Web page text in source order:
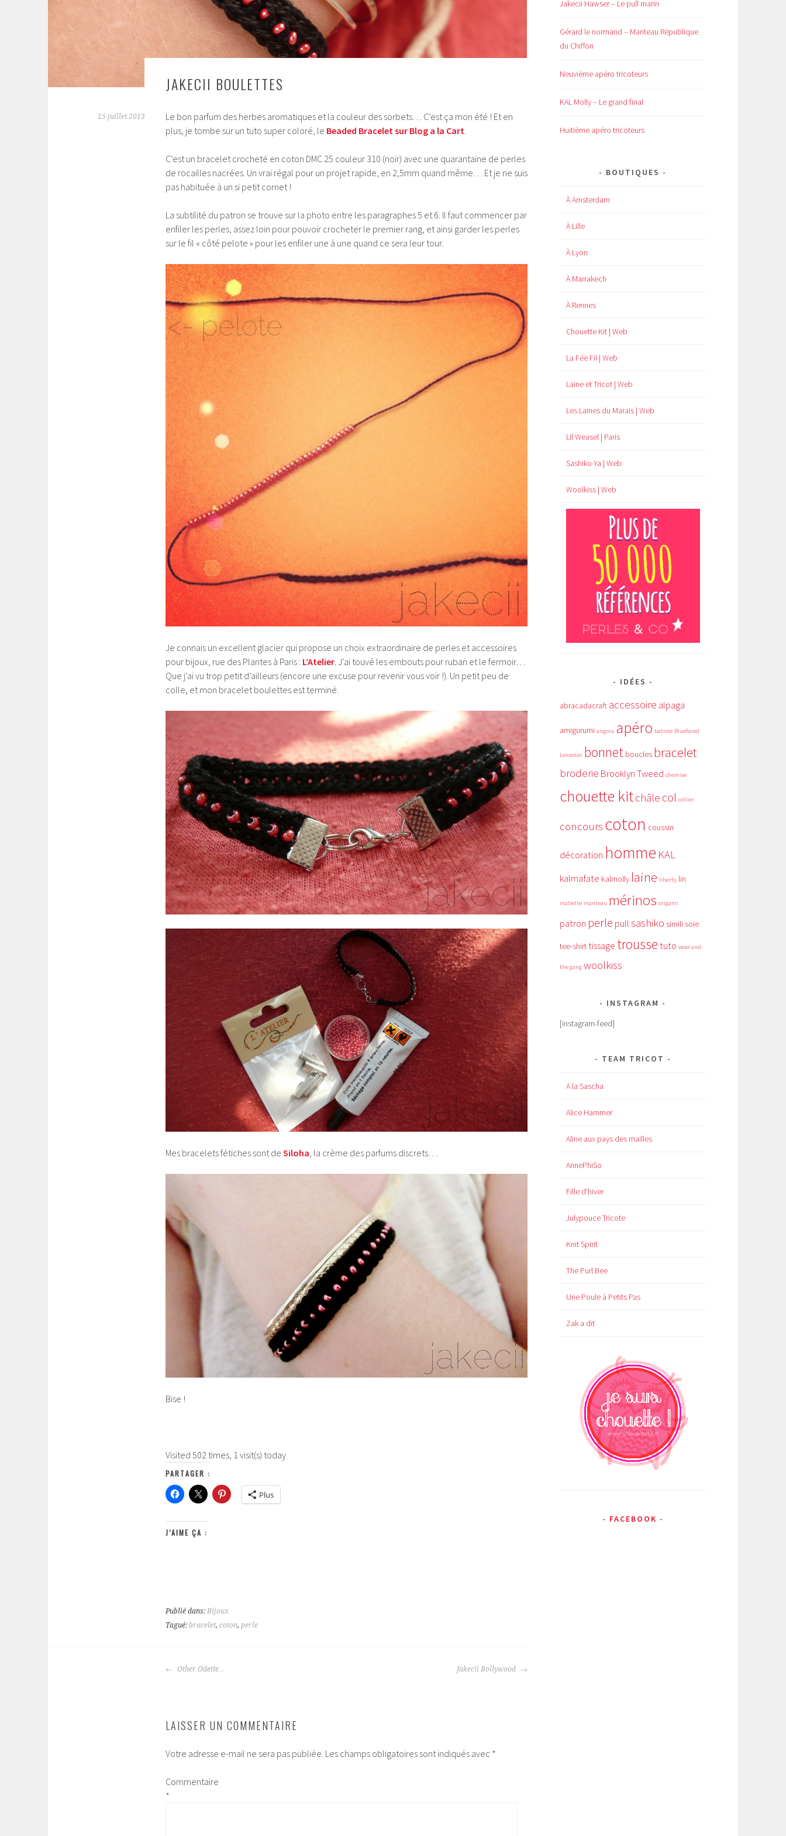
JAKECII BOULETTES
15 juillet 2013
Le bon parfum des herbes aromatiques et la couleur des sorbets… C’est ça mon été ! Et en
plus, je tombe sur un tuto super coloré, le Beaded Bracelet sur Blog a la Cart
C’est un bracelet crocheté en coton DMC 25 couleur 310 (noir) avec une quarantaine de perles
de rocailles nacrées. Un vrai régal pour un projet rapide, en 2,5mm quand même… Et je ne suis
pas habituée à un si petit cornet !
La subtilité du patron se trouve sur la photo entre les paragraphes 5 et 6. Il faut commencer par
enfiler les perles, assez loin pour pouvoir crocheter le premier rang, et ainsi garder les perles
sur le fil « côté pelote » pour les enfiler une à une quand ce sera leur tour.
Je connais un excellent glacier qui propose un choix extraordinaire de perles et accessoires
pour bijoux, rue des Plantes à Paris : L’Atelier . J’ai touvé les embouts pour ruban et le fermoir…
Que j’ai vu trop petit d’ailleurs (encore une excuse pour revenir vous voir !). Un petit peu de
colle, et mon bracelet boulettes est terminé.
Mes bracelets fétiches sont de Siloha, la crème des parfums discrets…
Bise !
Visited 502 times, 1 visit(s) today
PARTAGER :
Plus
J’AIME ÇA :
Publié dans: Bijoux
Tagué: bracelet, coton, perle
NAVIGATION
Other Odette… Jakecii Bollywood
LAISSER UN COMMENTAIRE
Votre adresse e-mail ne sera pas publiée. Les champs obligatoires sont indiqués avec *
Commentaire
*
Jakecii Hawser – Le pull marin
Gérard le normand – Manteau République
du Chiffon
Neuvième apéro tricoteurs
KAL Molly – Le grand final
Huitième apéro tricoteurs
BOUTIQUES
À Amsterdam
À Lille
À Lyon
À Marrakech
À Rennes
Chouette Kit | Web
La Fée Fil | Web
Laine et Tricot | Web
Les Laines du Marais | Web
Lil Weasel | Paris
Sashiko-Ya | Web
Woolkiss | Web
IDÉES
abracadacraft accessoire alpaga
amigurumi angora apéro batiste Bluefaced
Leicester bonnet boucles bracelet
broderie Brooklyn Tweed chemise
chouette kitchâle col collier
concours coton coussin
décoration homme KAL
kalmafate kalmolly laine liberty lin
mallette manteau mérinos origami
patron perle pullsashiko simili soie
tee-shirt tissage trousse tuto wool and
the gang woolkiss
INSTAGRAM
[instagram-feed]
TEAM TRICOT
A la Sascha
Alice Hammer
Aline aux pays des mailles
AnnePhiSo
Fille d'hiver
Julypouce Tricote
Knit Spirit
The Purl Bee
Une Poule à Petits Pas
Zak a dit
FACEBOOK